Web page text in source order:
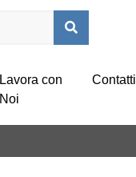
Lavora con
Noi
Contatti